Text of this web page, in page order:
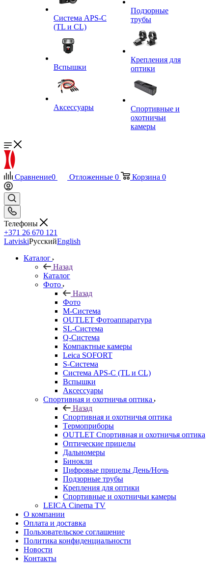
Система APS-C
(TL и CL)
Вспышки
Аксессуары
Подзорные
трубы
Крепления для
оптики
Спортивные и
охотничьи
камеры
Сравнение0 Отложенные 0 Корзина 0
Телефоны
+371 26 670 121
LatviskiРусскийEnglish
Каталог
Назад
Каталог
Фото
Назад
Фото
M-Система
OUTLET Фотоаппаратура
SL-Система
Q-Cистема
Компактные камеры
Leica SOFORT
S-Система
Система APS-C (TL и CL)
Вспышки
Аксессуары
Спортивная и охотничья оптика
Назад
Спортивная и охотничья оптика
Tермоприборы
OUTLET Спортивная и охотничья оптика
Оптические прицелы
Дальномеры
Бинокли
Цифровые прицелы День/Ночь
Подзорные трубы
Крепления для оптики
Спортивные и охотничьи камеры
LEICA Cinema TV
О компании
Оплата и доставка
Пользовательское соглашение
Политика конфиденциальности
Новости
Контакты